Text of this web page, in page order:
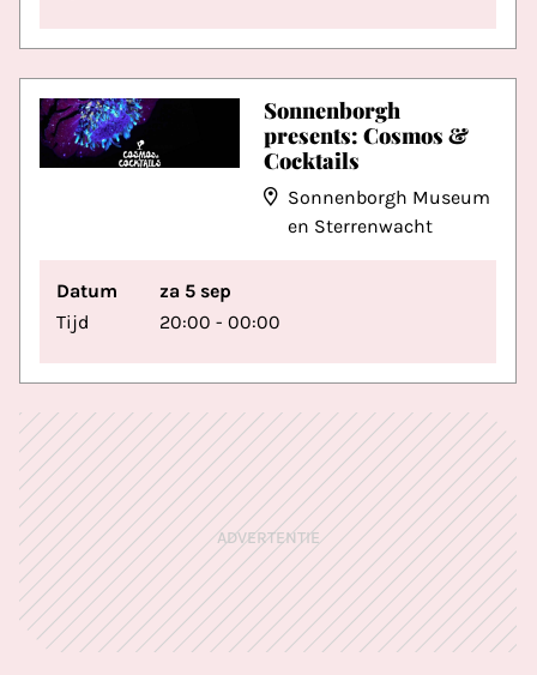
Sonnenborgh
presents: Cosmos &
Cocktails
Sonnenborgh Museum
en Sterrenwacht
Datum
za 5 sep
Tijd
20:00 - 00:00
ADVERTENTIE